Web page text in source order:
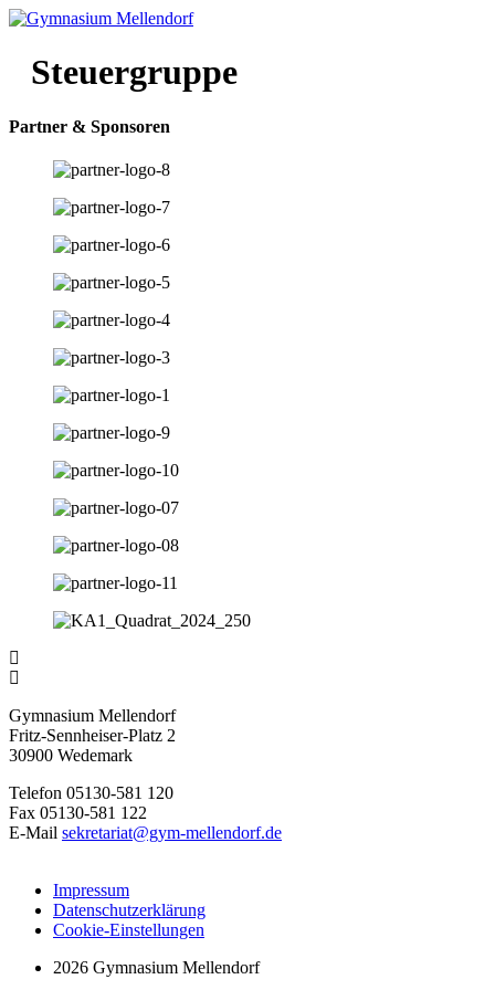
Steuergruppe
Partner & Sponsoren
Gymnasium Mellendorf
Fritz-Sennheiser-Platz 2
30900 Wedemark
Telefon 05130-581 120
Fax 05130-581 122
E-Mail sekretariat@gym-mellendorf.de
Impressum
Datenschutzerklärung
Cookie-Einstellungen
2026 Gymnasium Mellendorf